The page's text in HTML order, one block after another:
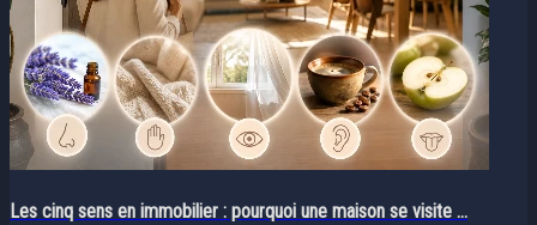
Les cinq sens en immobilier : pourquoi une maison se visite ...